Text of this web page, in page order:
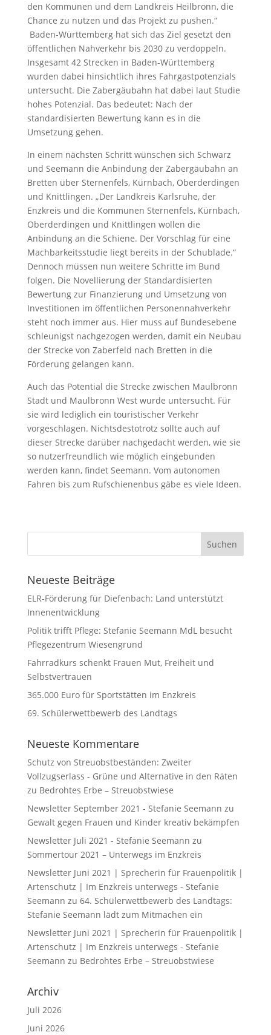
den Kommunen und dem Landkreis Heilbronn, die
Chance zu nutzen und das Projekt zu pushen.“
Baden-Württemberg hat sich das Ziel gesetzt den
öffentlichen Nahverkehr bis 2030 zu verdoppeln.
Insgesamt 42 Strecken in Baden-Württemberg
wurden dabei hinsichtlich ihres Fahrgastpotenzials
untersucht. Die Zabergäubahn hat dabei laut Studie
hohes Potenzial. Das bedeutet: Nach der
standardisierten Bewertung kann es in die
Umsetzung gehen.
In einem nächsten Schritt wünschen sich Schwarz
und Seemann die Anbindung der Zabergäubahn an
Bretten über Sternenfels, Kürnbach, Oberderdingen
und Knittlingen. „Der Landkreis Karlsruhe, der
Enzkreis und die Kommunen Sternenfels, Kürnbach,
Oberderdingen und Knittlingen wollen die
Anbindung an die Schiene. Der Vorschlag für eine
Machbarkeitsstudie liegt bereits in der Schublade.“
Dennoch müssen nun weitere Schritte im Bund
folgen. Die Novellierung der Standardisierten
Bewertung zur Finanzierung und Umsetzung von
Investitionen im öffentlichen Personennahverkehr
steht noch immer aus. Hier muss auf Bundesebene
schleunigst nachgezogen werden, damit ein Neubau
der Strecke von Zaberfeld nach Bretten in die
Förderung gelangen kann.
Auch das Potential die Strecke zwischen Maulbronn
Stadt und Maulbronn West wurde untersucht. Für
sie wird lediglich ein touristischer Verkehr
vorgeschlagen. Nichtsdestotrotz sollte auch auf
dieser Strecke darüber nachgedacht werden, wie sie
so nutzerfreundlich wie möglich eingebunden
werden kann, findet Seemann. Vom autonomen
Fahren bis zum Rufschienenbus gäbe es viele Ideen.
Neueste Beiträge
ELR-Förderung für Diefenbach: Land unterstützt
Innenentwicklung
Politik trifft Pflege: Stefanie Seemann MdL besucht
Pflegezentrum Wiesengrund
Fahrradkurs schenkt Frauen Mut, Freiheit und
Selbstvertrauen
365.000 Euro für Sportstätten im Enzkreis
69. Schülerwettbewerb des Landtags
Neueste Kommentare
Schutz von Streuobstbeständen: Zweiter
Vollzugserlass - Grüne und Alternative in den Räten
zu Bedrohtes Erbe – Streuobstwiese
Newsletter September 2021 - Stefanie Seemann zu
Gewalt gegen Frauen und Kinder kreativ bekämpfen
Newsletter Juli 2021 - Stefanie Seemann zu
Sommertour 2021 – Unterwegs im Enzkreis
Newsletter Juni 2021 | Sprecherin für Frauenpolitik |
Artenschutz | Im Enzkreis unterwegs - Stefanie
Seemann zu 64. Schülerwettbewerb des Landtags:
Stefanie Seemann lädt zum Mitmachen ein
Newsletter Juni 2021 | Sprecherin für Frauenpolitik |
Artenschutz | Im Enzkreis unterwegs - Stefanie
Seemann zu Bedrohtes Erbe – Streuobstwiese
Archiv
Juli 2026
Juni 2026